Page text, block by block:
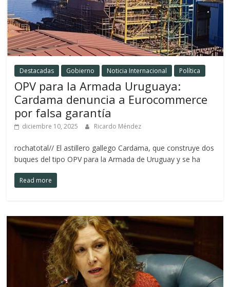
Destacadas Gobierno Noticia Internacional Política
OPV para la Armada Uruguaya:
Cardama denuncia a Eurocommerce
por falsa garantía
diciembre 10, 2025 Ricardo Méndez
rochatotal// El astillero gallego Cardama, que construye dos
buques del tipo OPV para la Armada de Uruguay y se ha
Read more